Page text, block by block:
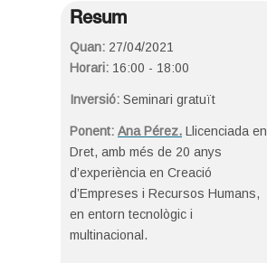
Resum
Quan: 27/04/2021
Horari: 16:00 - 18:00
Inversió: Seminari gratuït
Ponent: Ana Pérez. Llicenciada en
Dret, amb més de 20 anys
d’experiència en Creació
d’Empreses i Recursos Humans,
en entorn tecnològic i
multinacional.